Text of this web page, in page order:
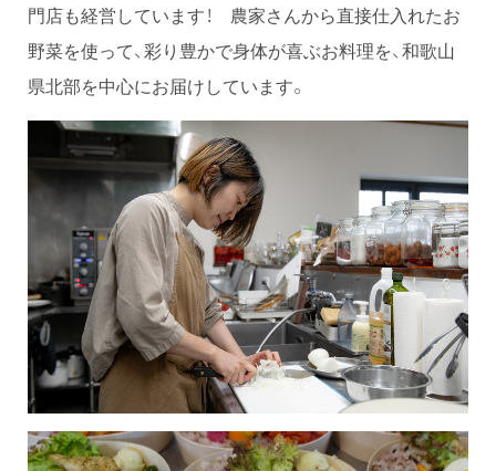
門店も経営しています！ 農家さんから直接仕入れたお
野菜を使って、彩り豊かで身体が喜ぶお料理を、和歌山
県北部を中心にお届けしています。